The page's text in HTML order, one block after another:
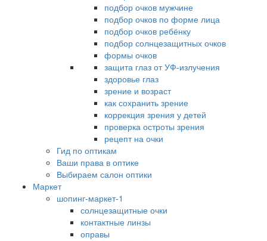
подбор очков мужчине
подбор очков по форме лица
подбор очков ребёнку
подбор солнцезащитных очков
формы очков
защита глаз от УФ-излучения
здоровье глаз
зрение и возраст
как сохранить зрение
коррекция зрения у детей
проверка остроты зрения
рецепт на очки
Гид по оптикам
Ваши права в оптике
Выбираем салон оптики
Маркет
шопинг-маркет-1
солнцезащитные очки
контактные линзы
оправы